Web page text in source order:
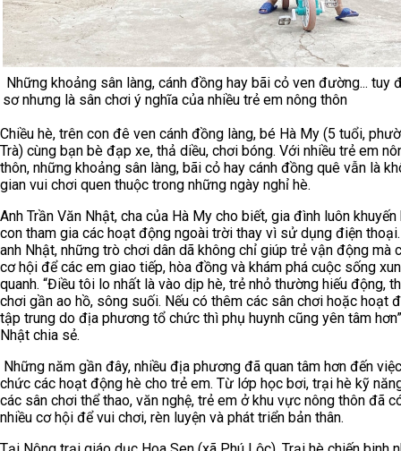
Những khoảng sân làng, cánh đồng hay bãi cỏ ven đường... tuy
sơ nhưng là sân chơi ý nghĩa của nhiều trẻ em nông thôn
Chiều hè, trên con đê ven cánh đồng làng, bé Hà My (5 tuổi,
Trà) cùng bạn bè đạp xe, thả diều, chơi bóng. Với nhiều trẻ em
thôn, những khoảng sân làng, bãi cỏ hay cánh đồng quê vẫn là
gian vui chơi quen thuộc trong những ngày nghỉ hè.
Anh Trần Văn Nhật, cha của Hà My cho biết, gia đình luôn khuyến
con tham gia các hoạt động ngoài trời thay vì sử dụng điện
anh Nhật, những trò chơi dân dã không chỉ giúp trẻ vận động mà
cơ hội để các em giao tiếp, hòa đồng và khám phá cuộc sống
quanh. “Điều tôi lo nhất là vào dịp hè, trẻ nhỏ thường hiếu động,
chơi gần ao hồ, sông suối. Nếu có thêm các sân chơi hoặc hoạt
tập trung do địa phương tổ chức thì phụ huynh cũng yên tâm
Nhật chia sẻ.
Những năm gần đây, nhiều địa phương đã quan tâm hơn đến
chức các hoạt động hè cho trẻ em. Từ lớp học bơi, trại hè kỹ
các sân chơi thể thao, văn nghệ, trẻ em ở khu vực nông thôn đã
nhiều cơ hội để vui chơi, rèn luyện và phát triển bản thân.